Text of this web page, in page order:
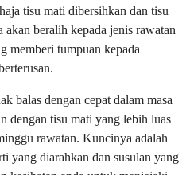
tisu mati dibersihkan dan tisu
akan beralih kepada jenis rawatan
memberi tumpuan kepada
balas dengan cepat dalam masa
dengan tisu mati yang lebih luas
rawatan. Kuncinya adalah
yang diarahkan dan susulan yang